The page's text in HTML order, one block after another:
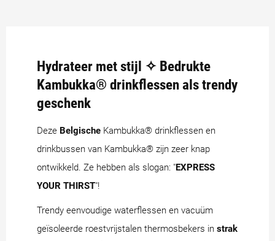
Hydrateer met stijl ✧ Bedrukte
Kambukka® drinkflessen als trendy
geschenk
Deze Belgische Kambukka® drinkflessen en
drinkbussen van Kambukka® zijn zeer knap
ontwikkeld. Ze hebben als slogan: "EXPRESS
YOUR THIRST"!
Trendy eenvoudige waterflessen en vacuüm
geïsoleerde roestvrijstalen thermosbekers in strak